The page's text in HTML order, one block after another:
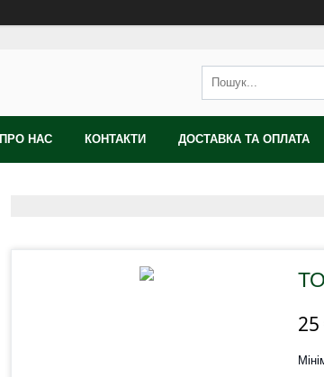
ПРО НАС КОНТАКТИ ДОСТАВКА ТА ОПЛАТА
25